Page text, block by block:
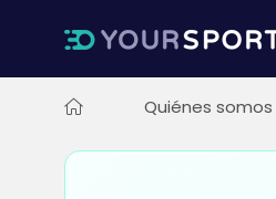
Quiénes somos